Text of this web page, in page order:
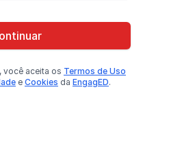
, você aceita os Termos de Uso
e Cookies da EngagED.